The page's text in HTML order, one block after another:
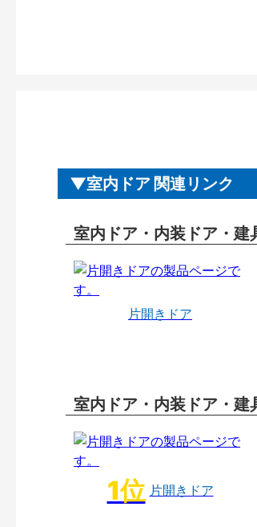
室内ドア 関連リンク
室内ドア・内装ドア・建
片開きドア
室内ドア・内装ドア・
片開きドア